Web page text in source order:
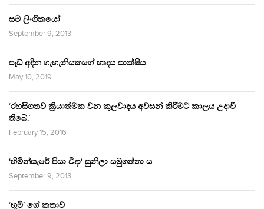
සම ලිංගිකයෝ
September 9, 2013
පෑඩ් අඳින ගැහැනියකගේ හෘදය සාක්ෂිය
May 10, 2019
‘රහසිගතව ක්‍රියාත්මක වන කුලවාදය අවසන් කිරීමට කාලය උදාවී
තිබේ.’
February 15, 2016
‘හිමින්සැරේ පියා විදා‘ සුනිලා සමුගත්තා ය.
September 9, 2013
‘භූමි’ ගේ කතාව